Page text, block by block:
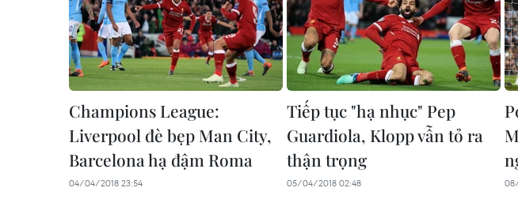
Champions League:
Liverpool đè bẹp Man City,
Barcelona hạ đậm Roma
04/04/2018 23:54
Tiếp tục "hạ nhục" Pep
Guardiola, Klopp vẫn tỏ ra
thận trọng
05/04/2018 02:48